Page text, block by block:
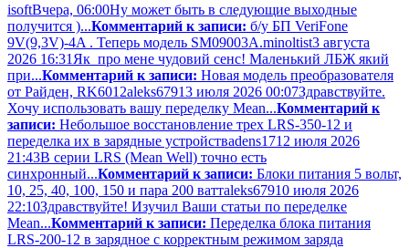
isoftВчера, 06:00Ну может быть в следующие выходные
получится )...Комментарий к записи: б/у БП VeriFone
9V(9,3V)-4A . Теперь модель SM09003A.minoltist3 августа
2026 16:31 Як про мене чудовий сенс! Маленький ЛБЖ який
при...Комментарий к записи: Новая модель преобразователя
от Райден, RK6012aleks67913 июля 2026 00:07Здравствуйте.
Хочу использовать вашу переделку Mean...Комментарий к
записи: Небольшое восстановление трех LRS-350-12 и
переделка их в зарядные устройстваdens1712 июля 2026
21:43В серии LRS (Mean Well) точно есть
синхронный...Комментарий к записи: Блоки питания 5 вольт,
10, 25, 40, 100, 150 и пара 200 ваттaleks67910 июля 2026
22:10Здравствуйте! Изучил Ваши статьи по переделке
Mean...Комментарий к записи: Переделка блока питания
LRS-200-12 в зарядное с корректным режимом заряда